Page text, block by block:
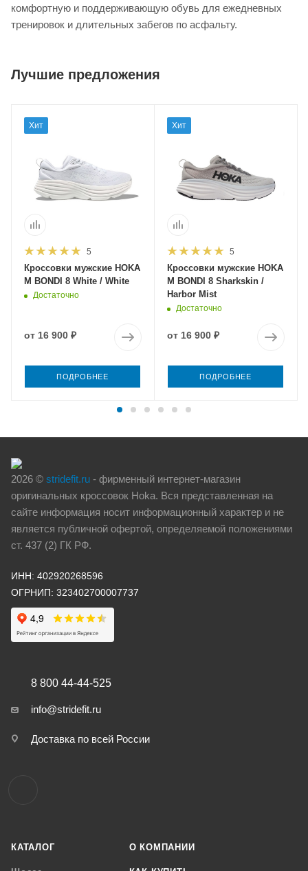
комфортную и поддерживающую обувь для ежедневных
тренировок и длительных забегов по асфальту.
Лучшие предложения
Хит
5
Кроссовки мужские HOKA
M BONDI 8 White / White
Достаточно
от 16 900 ₽
ПОДРОБНЕЕ
Хит
5
Кроссовки мужские HOKA
M BONDI 8 Sharkskin /
Harbor Mist
Достаточно
от 16 900 ₽
ПОДРОБНЕЕ
2026 © stridefit.ru - фирменный интернет-магазин
оригинальных кроссовок Hoka. Вся представленная на
сайте информация носит информационный характер и не
является публичной офертой, определяемой положениями
ст. 437 (2) ГК РФ.
ИНН: 402920268596
ОГРНИП: 323402700007737
КАТАЛОГ О КОМПАНИИ
8 800 44-44-525
info@stridefit.ru
Доставка по всей России